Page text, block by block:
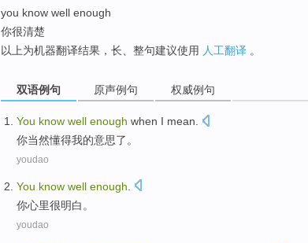
you know well enough
你很清楚
以上为机器翻译结果，长、整句建议使用 人工翻译 。
双语例句 原声例句 权威例句
You know well enough when I mean
你当然懂得我的意思了。
youdao
You know well enough
你心里很明白 。
youdao